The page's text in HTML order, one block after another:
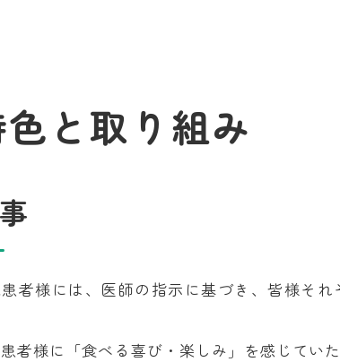
と取り組み
者様には、医師の指示に基づき、皆様そ
者様に「食べる喜び・楽しみ」を感じてい